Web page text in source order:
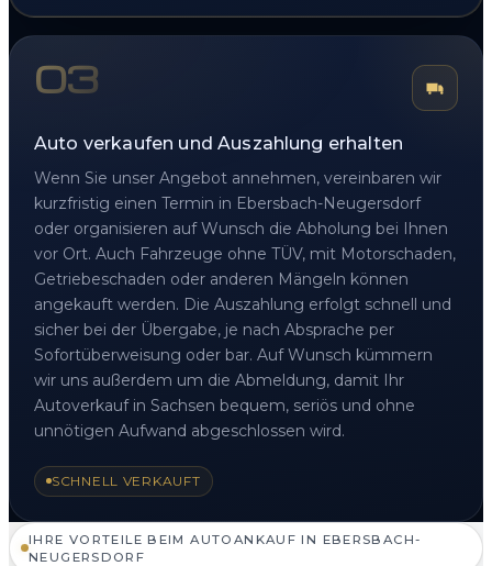
03
Auto verkaufen und Auszahlung erhalten
Wenn Sie unser Angebot annehmen, vereinbaren wir
kurzfristig einen Termin in Ebersbach-Neugersdorf
oder organisieren auf Wunsch die Abholung bei Ihnen
vor Ort. Auch Fahrzeuge ohne TÜV, mit Motorschaden,
Getriebeschaden oder anderen Mängeln können
angekauft werden. Die Auszahlung erfolgt schnell und
sicher bei der Übergabe, je nach Absprache per
Sofortüberweisung oder bar. Auf Wunsch kümmern
wir uns außerdem um die Abmeldung, damit Ihr
Autoverkauf in Sachsen bequem, seriös und ohne
unnötigen Aufwand abgeschlossen wird.
SCHNELL VERKAUFT
IHRE VORTEILE BEIM AUTOANKAUF IN EBERSBACH-
NEUGERSDORF